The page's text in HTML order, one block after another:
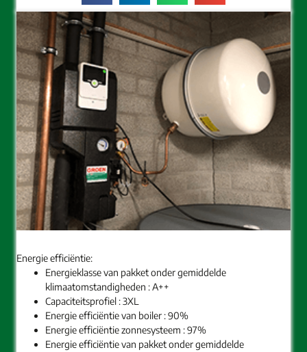
Energie efficiëntie:
Energieklasse van pakket onder gemiddelde
klimaatomstandigheden : A++
Capaciteitsprofiel : 3XL
Energie efficiëntie van boiler : 90%
Energie efficiëntie zonnesysteem : 97%
Energie efficiëntie van pakket onder gemiddelde